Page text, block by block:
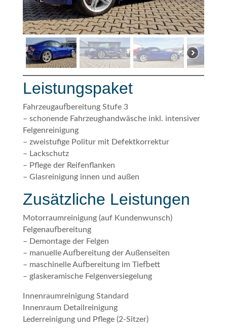
Leistungspaket
Fahrzeugaufbereitung Stufe 3
– schonende Fahrzeughandwäsche inkl. intensiver
Felgenreinigung
– zweistufige Politur mit Defektkorrektur
– Lackschutz
– Pflege der Reifenflanken
– Glasreinigung innen und außen
Zusätzliche Leistungen
Motorraumreinigung (auf Kundenwunsch)
Felgenaufbereitung
– Demontage der Felgen
– manuelle Aufbereitung der Außenseiten
– maschinelle Aufbereitung im Tiefbett
– glaskeramische Felgenversiegelung
Innenraumreinigung Standard
Innenraum Detailreinigung
Lederreinigung und Pflege (2-Sitzer)